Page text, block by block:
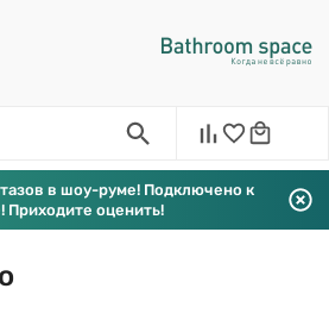
в шоу-руме! Подключено к
Приходите оценить!